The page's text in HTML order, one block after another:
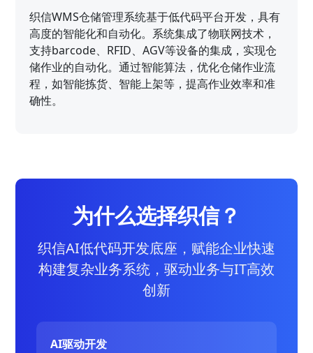
织信WMS仓储管理系统基于低代码平台开发，具有
高度的智能化和自动化。系统集成了物联网技术，
支持barcode、RFID、AGV等设备的集成，实现仓
储作业的自动化。通过智能算法，优化仓储作业流
程，如智能拣货、智能上架等，提高作业效率和准
确性。
为什么选择织信？
织信AI低代码开发底座，赋能企业快速
构建复杂业务系统，驱动业务与IT高效
创新
AI驱动开发